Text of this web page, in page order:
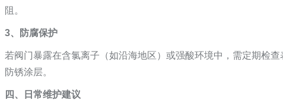
阻。
3、防腐保护
若阀门暴露在含氯离子（如沿海地区）或强酸环境中，需定期检
防锈涂层。
四、日常维护建议